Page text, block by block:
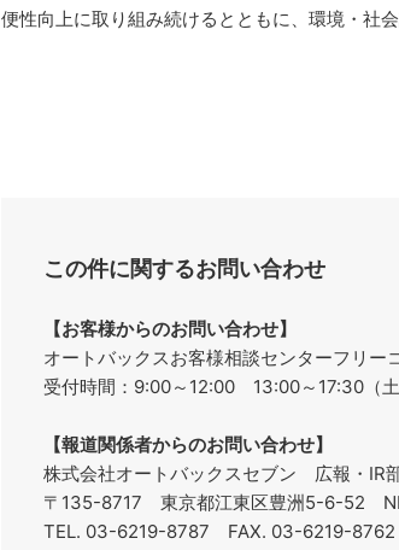
便性向上に取り組み続けるとともに、環境・社
この件に関するお問い合わせ
【お客様からのお問い合わせ】
オートバックスお客様相談センターフリ
受付時間：9:00～12:00 13:00～17:30（土
【報道関係者からのお問い合わせ】
株式会社オートバックスセブン 広報・IR
〒135-8717 東京都江東区豊洲5-6-52
TEL. 03-6219-8787 FAX. 03-6219-